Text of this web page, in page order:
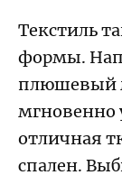
Текстиль
формы.
плюшевый
мгновенно
отличная
спален.